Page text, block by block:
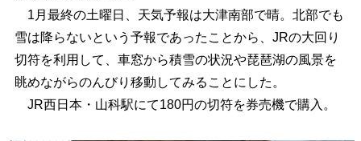
1月最終の土曜日、天気予報は大津南部で晴。北部でも
雪は降らないという予報であったことから、JRの大回り
切符を利用して、車窓から積雪の状況や琵琶湖の風景を
眺めながらのんびり移動してみることにした。
JR西日本・山科駅にて180円の切符を券売機で購入。